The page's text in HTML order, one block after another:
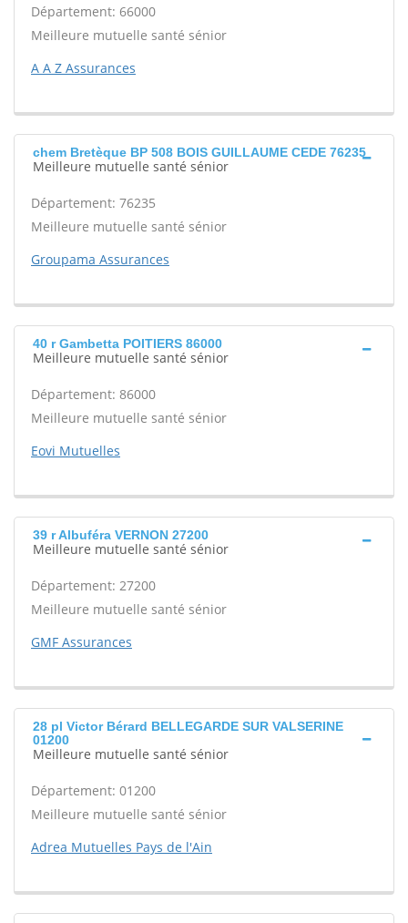
Département: 66000
Meilleure mutuelle santé sénior
A A Z Assurances
chem Bretèque BP 508 BOIS GUILLAUME CEDE 76235
Meilleure mutuelle santé sénior
Département: 76235
Meilleure mutuelle santé sénior
Groupama Assurances
40 r Gambetta POITIERS 86000
Meilleure mutuelle santé sénior
Département: 86000
Meilleure mutuelle santé sénior
Eovi Mutuelles
39 r Albuféra VERNON 27200
Meilleure mutuelle santé sénior
Département: 27200
Meilleure mutuelle santé sénior
GMF Assurances
28 pl Victor Bérard BELLEGARDE SUR VALSERINE
01200
Meilleure mutuelle santé sénior
Département: 01200
Meilleure mutuelle santé sénior
Adrea Mutuelles Pays de l'Ain